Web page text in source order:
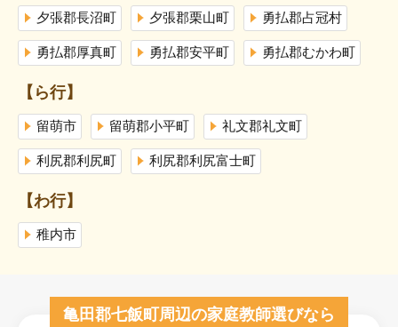
夕張郡長沼町 夕張郡栗山町 勇払郡占冠村
勇払郡厚真町 勇払郡安平町 勇払郡むかわ町
【ら行】
留萌市 留萌郡小平町 礼文郡礼文町
利尻郡利尻町 利尻郡利尻富士町
【わ行】
稚内市
亀田郡七飯町周辺の家庭教師選びなら